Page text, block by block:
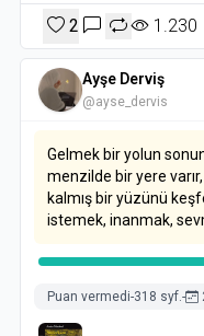
2 1.230
Ayşe Derviş
@ayse_dervis
Gelmek bir yolun
menzilde bir yere
kalmış bir yüzünü
istemek, inanmak,
Puan vermedi-318 syf.-